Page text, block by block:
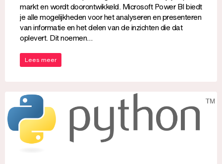
markt en wordt doorontwikkeld. Microsoft Power BI biedt
je alle mogelijkheden voor het analyseren en presenteren
van informatie en het delen van de inzichten die dat
oplevert. Dit noemen…
Lees meer